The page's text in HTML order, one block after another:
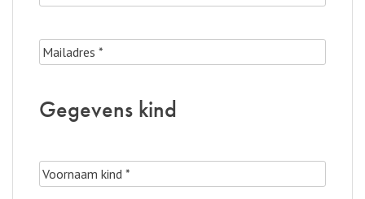
Mailadres(Vereist)
Gegevens kind
Voornaam
kind(Vereist)